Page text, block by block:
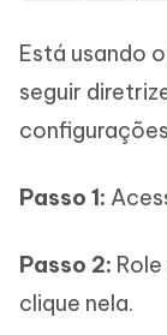
Está usando
seguir
Passo 1:
Passo 2:
clique nela.